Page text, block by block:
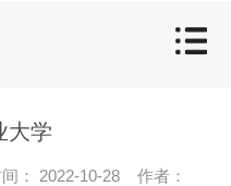
大学
： 2022-10-28 作者：